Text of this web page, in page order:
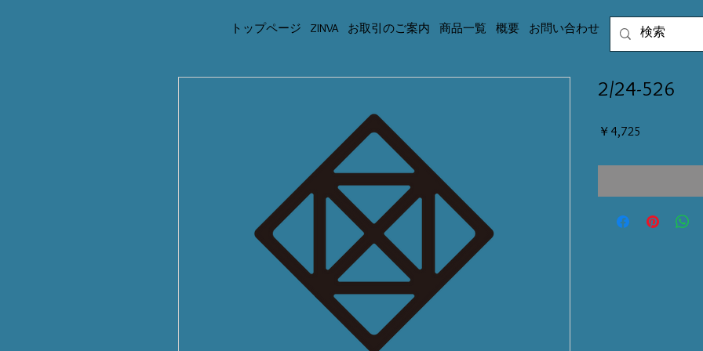
トップページ ZINVA お取引のご案内 商品一覧 概要 お問い合わせ
2/24-526
￥4,725